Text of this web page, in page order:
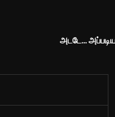
அடடே...